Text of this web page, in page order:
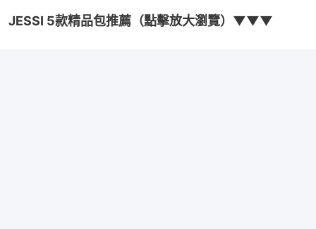
JESSI 5款精品包推薦（點擊放大瀏覽）▼▼▼